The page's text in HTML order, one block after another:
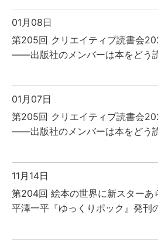
01月08日
第205回 クリエイティブ読書会
――出版社のメンバーは本をどう
01月07日
第205回 クリエイティブ読書会
――出版社のメンバーは本をどう
11月14日
第204回 絵本の世界に新スターあ
平澤一平『ゆっくりポック』発刊